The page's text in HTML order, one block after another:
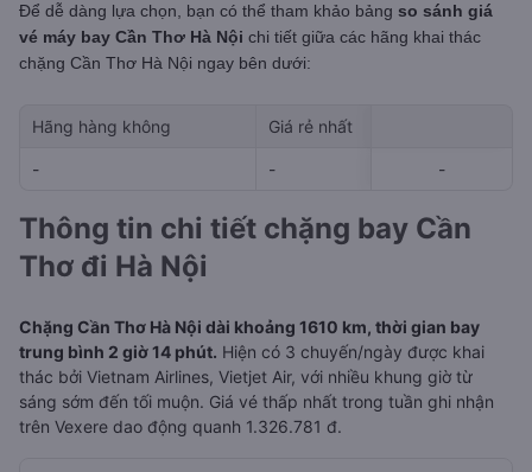
Để dễ dàng lựa chọn, bạn có thể tham khảo bảng so sánh giá
vé máy bay Cần Thơ Hà Nội chi tiết giữa các hãng khai thác
chặng Cần Thơ Hà Nội ngay bên dưới:
Hãng hàng không Giá rẻ nhất
- - -
-
Thông tin chi tiết chặng bay Cần
Thơ đi Hà Nội
Chặng Cần Thơ Hà Nội dài khoảng 1610 km, thời gian bay
trung bình 2 giờ 14 phút. Hiện có 3 chuyến/ngày được khai
thác bởi Vietnam Airlines, Vietjet Air, với nhiều khung giờ từ
sáng sớm đến tối muộn. Giá vé thấp nhất trong tuần ghi nhận
trên Vexere dao động quanh 1.326.781 đ.